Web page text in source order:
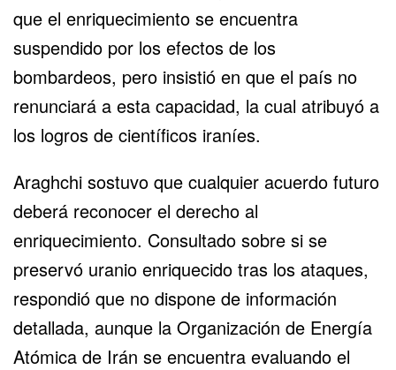
que el enriquecimiento se encuentra
suspendido por los efectos de los
bombardeos, pero insistió en que el país no
renunciará a esta capacidad, la cual atribuyó a
los logros de científicos iraníes.
Araghchi sostuvo que cualquier acuerdo futuro
deberá reconocer el derecho al
enriquecimiento. Consultado sobre si se
preservó uranio enriquecido tras los ataques,
respondió que no dispone de información
detallada, aunque la Organización de Energía
Atómica de Irán se encuentra evaluando el